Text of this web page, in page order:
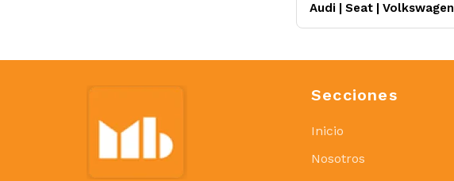
Audi | Seat | Volkswagen
Secciones
Inicio
Nosotros